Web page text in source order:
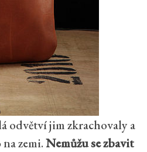
odvětví jim zkrachovaly a
zemi.Nemůžu se zbavit